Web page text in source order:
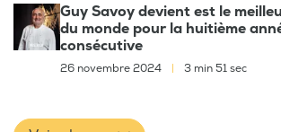
Guy Savoy devient est le
du monde pour la huitième
consécutive
26 novembre 2024 3 min 51 sec